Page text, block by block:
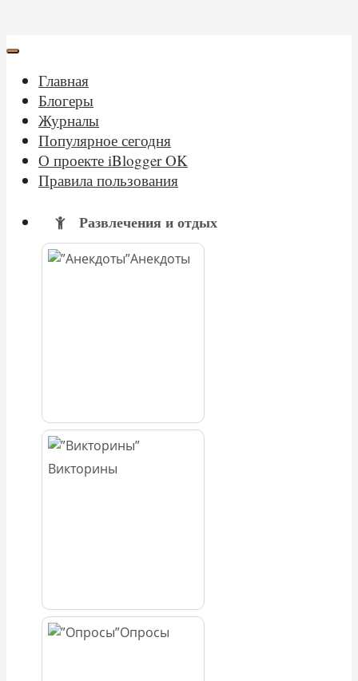
Главная
Блогеры
Журналы
Популярное сегодня
О проекте iBlogger OK
Правила пользования
Развлечения и отдых
Анекдоты
Викторины
Опросы